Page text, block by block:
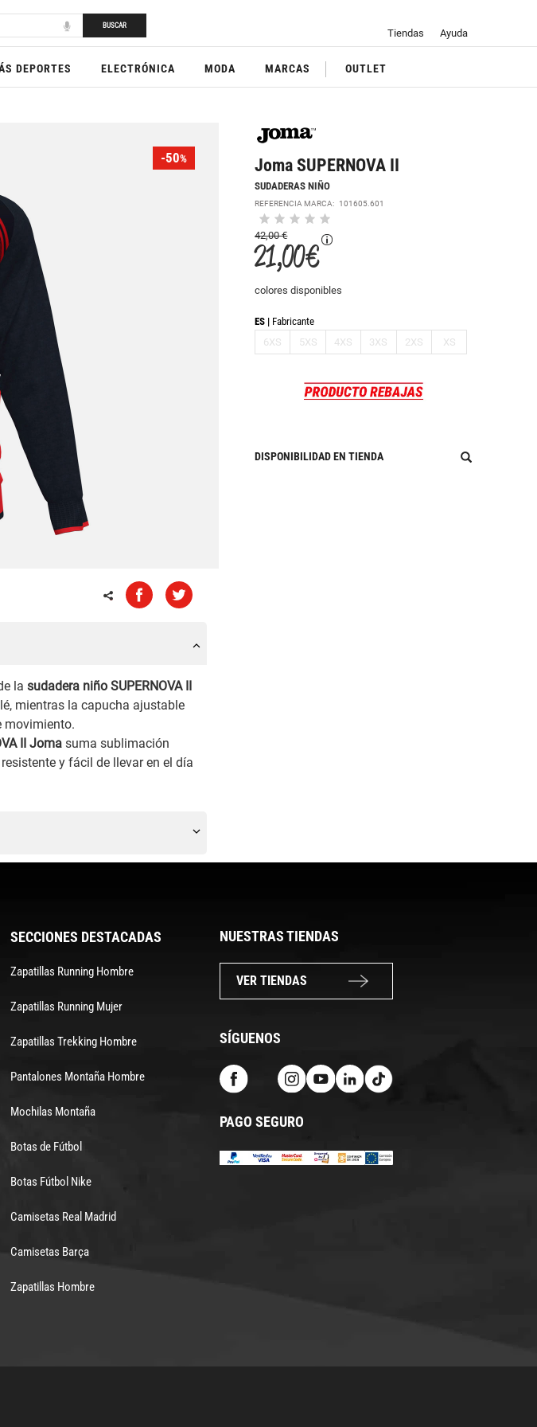
BUSCAR
Tiendas Ayuda
DEPORTES ELECTRÓNICA MODA MARCAS OUTLET
Joma SUPERNOVA II
SUDADERAS NIÑO
REFERENCIA MARCA: 101605.601
42,00 €
21,00 €
colores disponibles
ES
Fabricante
6XS
5XS 4XS 3XS 2XS XS
DISPONIBILIDAD EN TIENDA
-50%
lasudadera niño SUPERNOVA II
mientras la capucha ajustable
movimiento.
II Joma suma sublimación
y fácil de llevar en el día
SECCIONES DESTACADAS
Zapatillas Running Hombre
Zapatillas Running Mujer
Zapatillas Trekking Hombre
Pantalones Montaña Hombre
Mochilas Montaña
Botas de Fútbol
Botas Fútbol Nike
Camisetas Real Madrid
Camisetas Barça
Zapatillas Hombre
NUESTRAS TIENDAS
VER TIENDAS
SÍGUENOS
PAGO SEGURO